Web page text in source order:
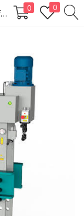
Werkplaatspers 150T Cillinder verschuifbaar 0 0